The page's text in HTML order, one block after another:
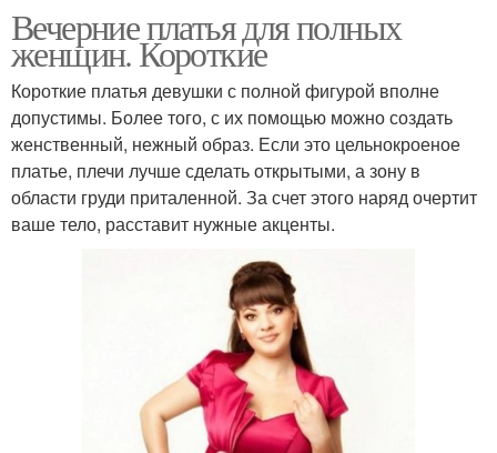
Вечерние платья для полных
женщин. Короткие
Короткие платья девушки с полной фигурой вполне
допустимы. Более того, с их помощью можно создать
женственный, нежный образ. Если это цельнокроеное
платье, плечи лучше сделать открытыми, а зону в
области груди приталенной. За счет этого наряд очертит
ваше тело, расставит нужные акценты.